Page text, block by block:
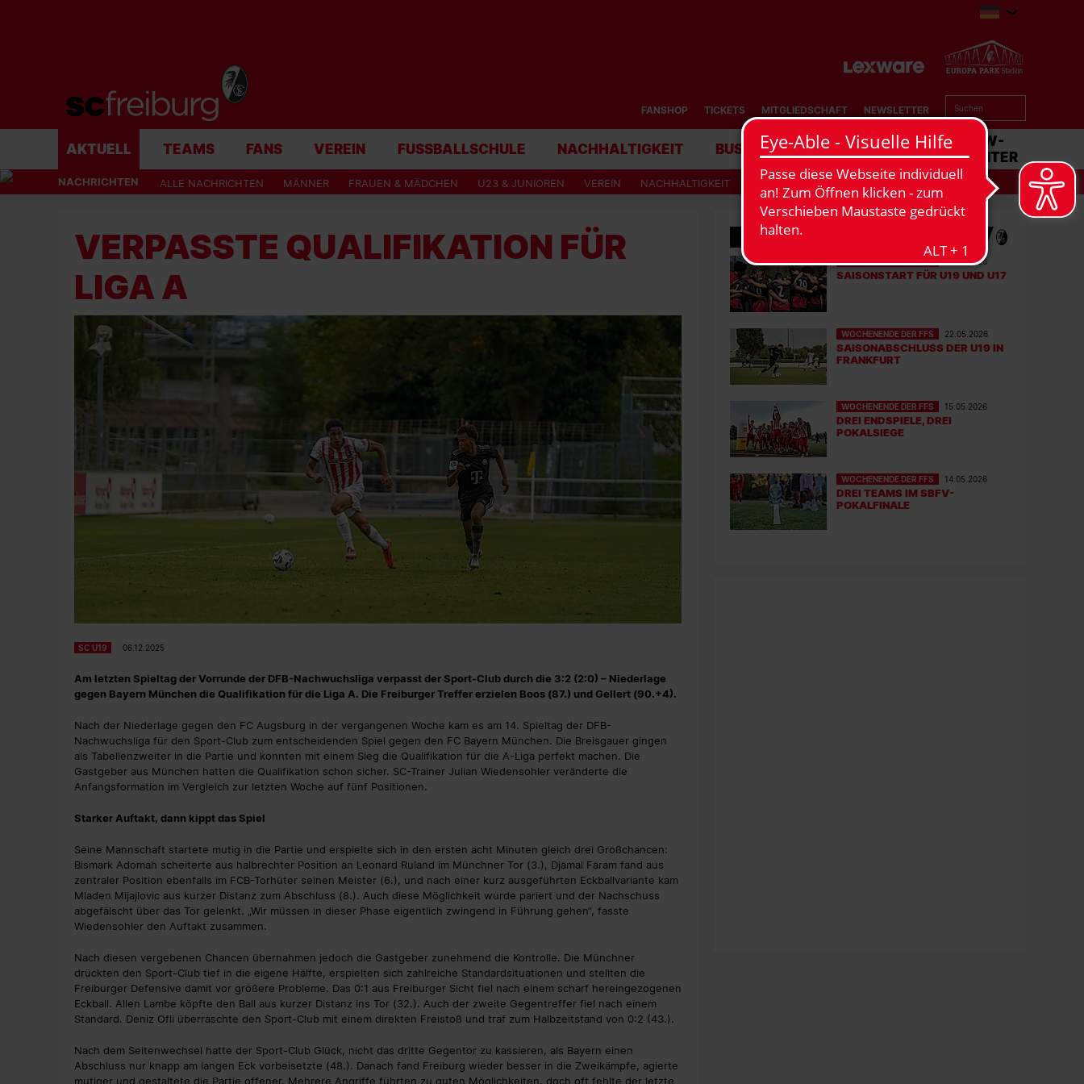
FANSHOP TICKETS MITGLIEDSCHAFT NEWSLETTER
AKTUELL TEAMS FANS VEREIN FUSSBALLSCHULE NACHHALTIGKEIT BUSINESS STADION MATCHCENTER
NACHRICHTEN ALLE NACHRICHTEN MÄNNER FRAUEN & MÄDCHEN U23 & JUNIOREN VEREIN NACHHALTIGKEIT
VERPASSTE QUALIFIKATION FÜR
LIGA A
SC U19 06.12.2025
Am letzten Spieltag der Vorrunde der DFB-Nachwuchsliga verpasst der Sport-Club durch die 3:2 (2:0) – Niederlage
gegen Bayern München die Qualifikation für die Liga A. Die Freiburger Treffer erzielen Boos (87.) und Gellert (90.+4).
Nach der Niederlage gegen den FC Augsburg in der vergangenen Woche kam es am 14. Spieltag der DFB-
Nachwuchsliga für den Sport-Club zum entscheidenden Spiel gegen den FC Bayern München. Die Breisgauer gingen
als Tabellenzweiter in die Partie und konnten mit einem Sieg die Qualifikation für die A-Liga perfekt machen. Die
Gastgeber aus München hatten die Qualifikation schon sicher. SC-Trainer Julian Wiedensohler veränderte die
Anfangsformation im Vergleich zur letzten Woche auf fünf Positionen.
Starker Auftakt, dann kippt das Spiel
Seine Mannschaft startete mutig in die Partie und erspielte sich in den ersten acht Minuten gleich drei Großchancen:
Bismark Adomah scheiterte aus halbrechter Position an Leonard Ruland im Münchner Tor (3.), Djamal Faram fand aus
zentraler Position ebenfalls im FCB-Torhüter seinen Meister (6.), und nach einer kurz ausgeführten Eckballvariante kam
Mladen Mijajlovic aus kurzer Distanz zum Abschluss (8.). Auch diese Möglichkeit wurde pariert und der Nachschuss
abgefälscht über das Tor gelenkt. „Wir müssen in dieser Phase eigentlich zwingend in Führung gehen“, fasste
Wiedensohler den Auftakt zusammen.
Nach diesen vergebenen Chancen übernahmen jedoch die Gastgeber zunehmend die Kontrolle. Die Münchner
drückten den Sport-Club tief in die eigene Hälfte, erspielten sich zahlreiche Standardsituationen und stellten die
Freiburger Defensive damit vor größere Probleme. Das 0:1 aus Freiburger Sicht fiel nach einem scharf hereingezogenen
Eckball. Allen Lambe köpfte den Ball aus kurzer Distanz ins Tor (32.). Auch der zweite Gegentreffer fiel nach einem
Standard. Deniz Ofli überraschte den Sport-Club mit einem direkten Freistoß und traf zum Halbzeitstand von 0:2 (43.).
Nach dem Seitenwechsel hatte der Sport-Club Glück, nicht das dritte Gegentor zu kassieren, als Bayern einen
Abschluss nur knapp am langen Eck vorbeisetzte (48.). Danach fand Freiburg wieder besser in die Zweikämpfe, agierte
mutiger und gestaltete die Partie offener. Mehrere Angriffe führten zu guten Möglichkeiten, doch oft fehlte der letzte
WOCHENENDE DER FFS 07.08.2026
SAISONSTART FÜR U19 UND U17
WOCHENENDE DER FFS 22.05.2026
SAISONABSCHLUSS DER U19 IN
FRANKFURT
WOCHENENDE DER FFS 15.05.2026
DREI ENDSPIELE, DREI
POKALSIEGE
WOCHENENDE DER FFS 14.05.2026
DREI TEAMS IM SBFV-
POKALFINALE